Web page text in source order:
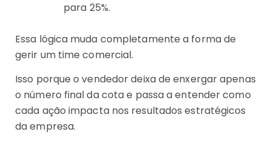
para 25%.
Essa lógica muda completamente a forma de
gerir um time comercial.
Isso porque o vendedor deixa de enxergar apenas
o número final da cota e passa a entender como
cada ação impacta nos resultados estratégicos
da empresa.